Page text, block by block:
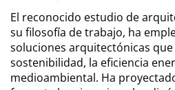
El reconocido estudio de
su filosofía de trabajo, ha
soluciones arquitectónicas
sostenibilidad, la eficiencia
medioambiental. Ha